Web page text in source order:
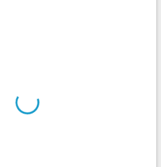
ofrecen una gran variedad
de la Humanidad, a unos 50